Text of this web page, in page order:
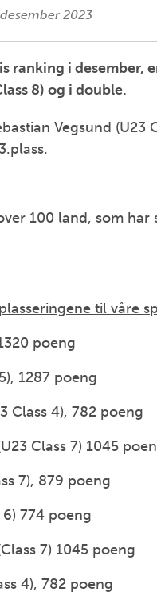
2023
ranking i desember,
8) og i double.
Vegsund (U23
100 land, som har
til våre
poeng
1287 poeng
Class 4), 782 poeng
Class 7) 1045
7), 879 poeng
774 poeng
7) 1045 poeng
4), 782 poeng